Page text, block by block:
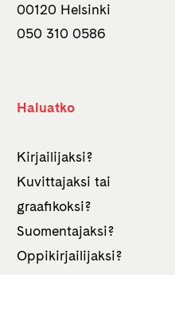
00120 Helsinki
050 310 0586
Haluatko
Kirjailijaksi?
Kuvittajaksi tai
graafikoksi?
Suomentajaksi?
Oppikirjailijaksi?